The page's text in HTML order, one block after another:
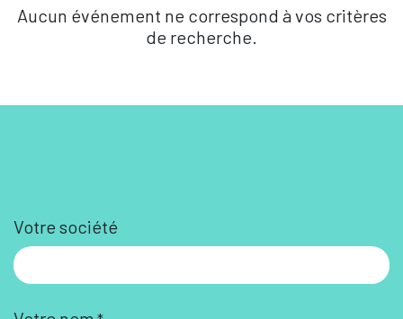
Aucun événement ne correspond à vos critères
de recherche.
Votre société